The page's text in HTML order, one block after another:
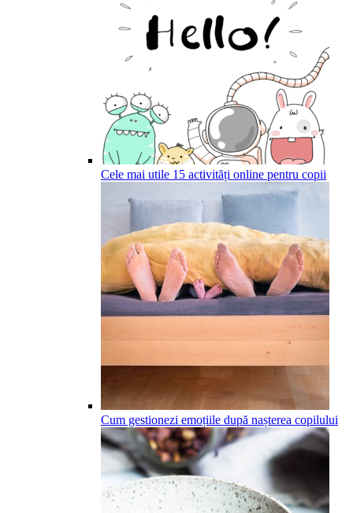
Cele mai utile 15 activități online pentru copii
Cum gestionezi emoțiile după nașterea copilului